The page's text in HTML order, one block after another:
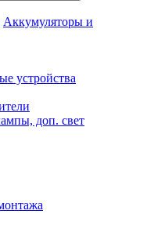
Аккумуляторы и
устройства
доп. свет